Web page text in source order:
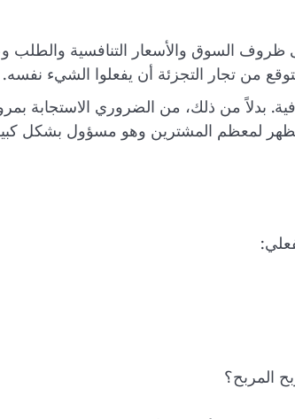
من تجار التجزئة أن يفعلوا الشيء نفسه.
كافية. بدلاً من ذلك، من الضروري
المربح؟